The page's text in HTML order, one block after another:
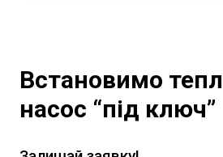
Встановимо
насос “під ключ”